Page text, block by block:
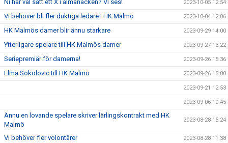
Ni har väl satt ett X i almanacken? Vi ses! 2023-10-05 12:54
Vi behöver bli fler duktiga ledare i HK Malmö 2023-10-04 12:06
HK Malmös damer blir ännu starkare 2023-09-29 14:00
Ytterligare spelare till HK Malmös damer 2023-09-27 13:22
Seriepremiär för damerna! 2023-09-26 15:36
Elma Sokolovic till HK Malmö 2023-09-26 15:00
2023-09-21 12:53
2023-09-06 10:45
Ännu en lovande spelare skriver lärlingskontrakt med HK
Malmö
2023-08-28 15:24
Vi behöver fler volontärer 2023-08-28 11:38